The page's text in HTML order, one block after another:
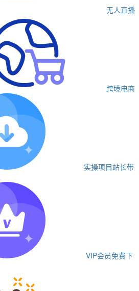
无人直播
跨境电商
实操项目站长带
VIP会员免费下